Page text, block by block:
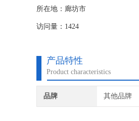
所在地：廊坊市
访问量：1424
产品特性
Product characteristics
品牌 其他品牌